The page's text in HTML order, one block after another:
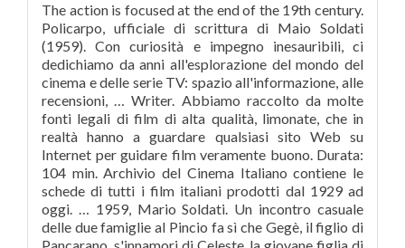
The action is focused at the end of the 19th century.
Policarpo, ufficiale di scrittura di Maio Soldati
(1959). Con curiosità e impegno inesauribili, ci
dedichiamo da anni all'esplorazione del mondo del
cinema e delle serie TV: spazio all'informazione, alle
recensioni, … Writer. Abbiamo raccolto da molte
fonti legali di film di alta qualità, limonate, che in
realtà hanno a guardare qualsiasi sito Web su
Internet per guidare film veramente buono. Durata:
104 min. Archivio del Cinema Italiano contiene le
schede di tutti i film italiani prodotti dal 1929 ad
oggi. … 1959, Mario Soldati. Un incontro casuale
delle due famiglie al Pincio fa sì che Gegè, il figlio di